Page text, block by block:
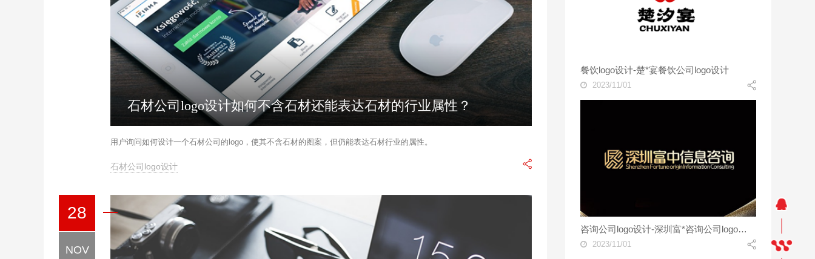
石材公司logo设计如何不含石材还能表达石材的行业属性？
用户询问如何设计一个石材公司的logo，使其不含石材的图案，但仍能表达石材行业的属性。
石材公司logo设计
28
NOV
餐饮logo设计-楚*宴餐饮公司logo设计
2023/11/01
咨询公司logo设计-深圳富*咨询公司logo设计案例
2023/11/01